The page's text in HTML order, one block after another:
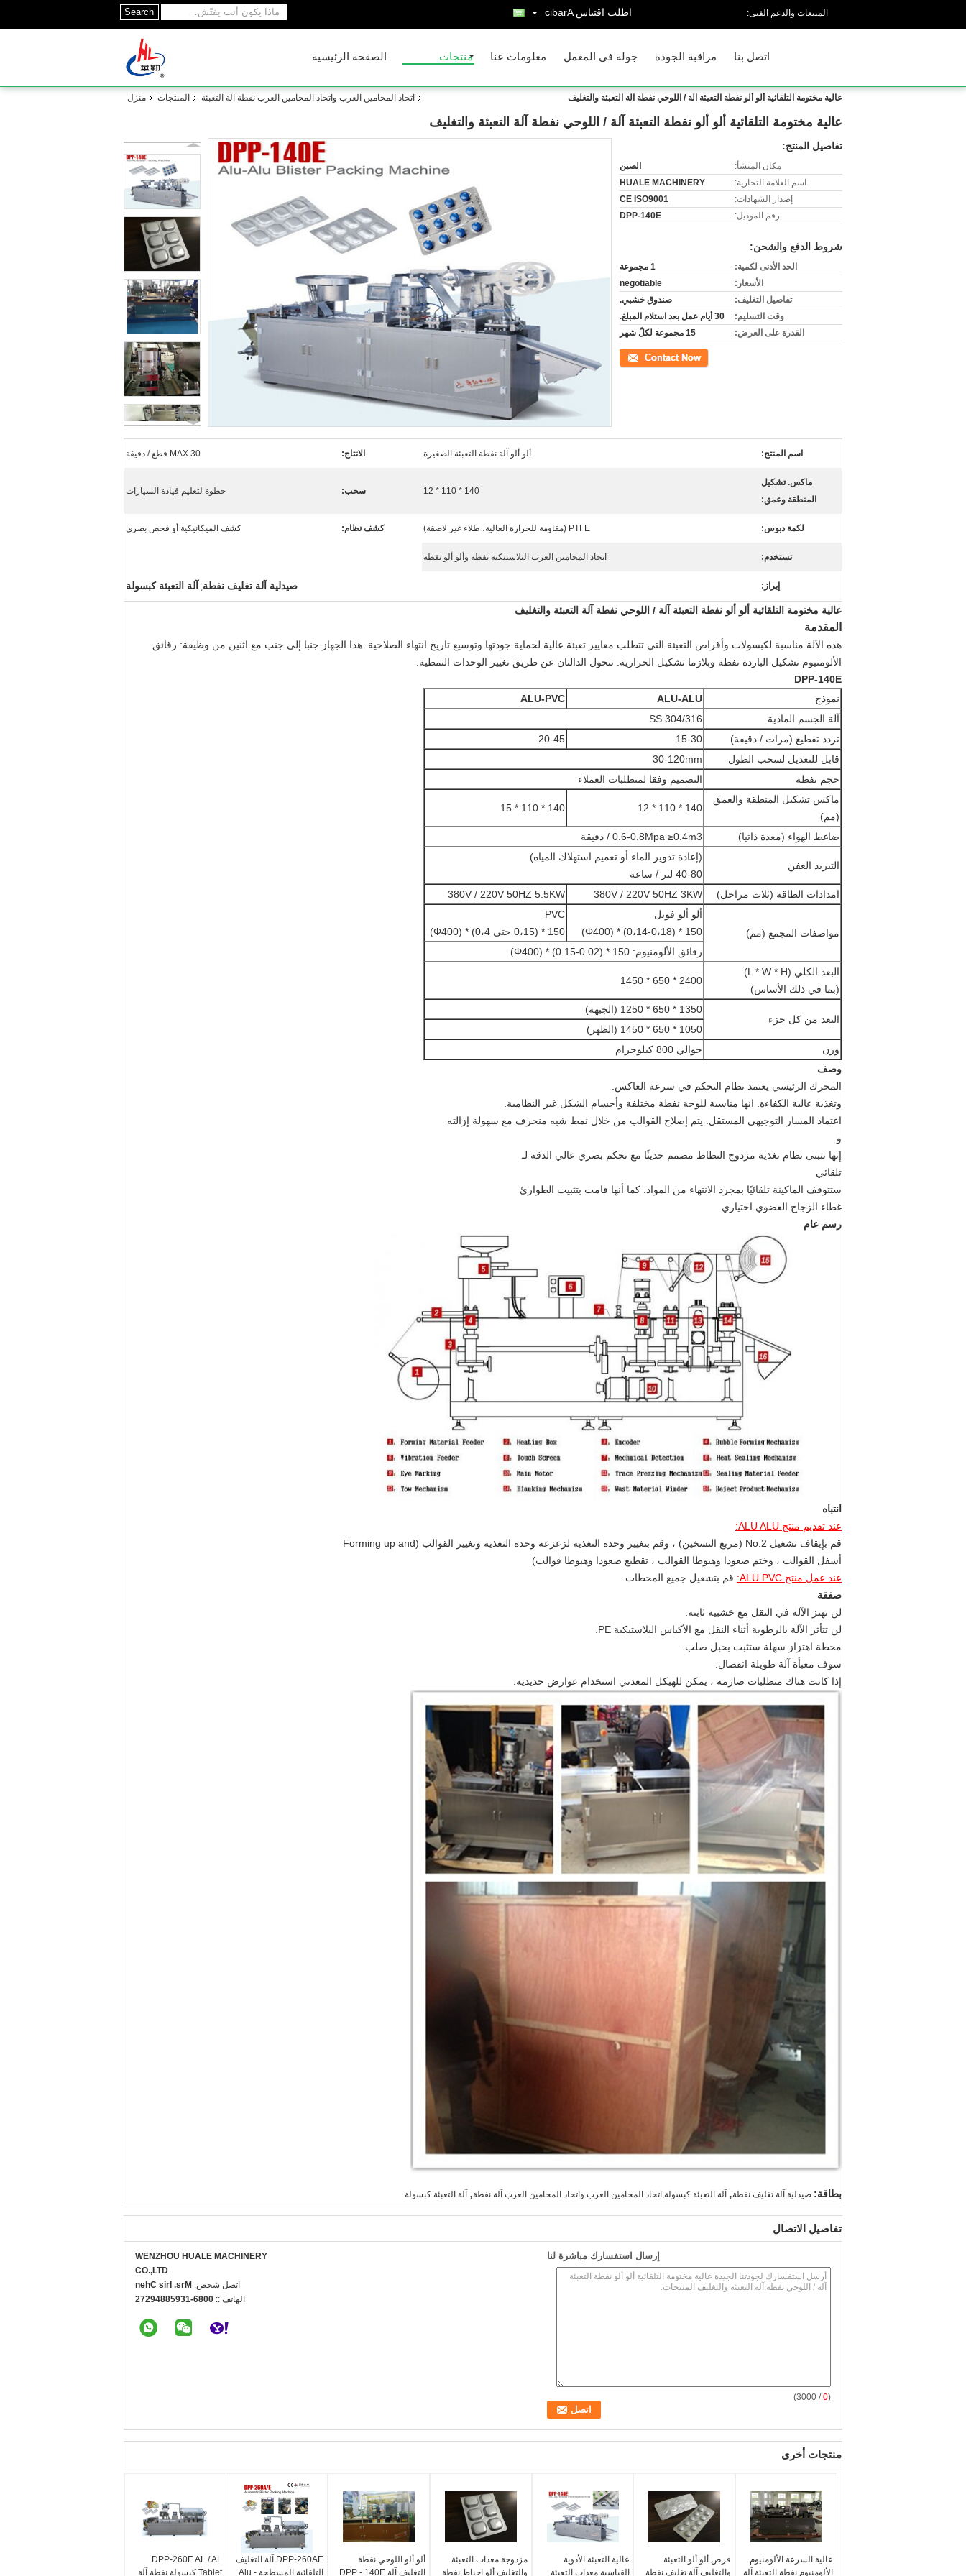
Search المبيعات والدعم الفنى: اطلب اقتباس Arabic
الصفحة الرئيسية منتجات معلومات عنا جولة في المعمل مراقبة الجودة اتصل بنا
منزل المنتجات اتحاد المحامين العرب واتحاد المحامين العرب نفطة آلة التعبئة عالية مختومة التلقائية ألو ألو نفطة التعبئة آلة / اللوحي نفطة آلة التعبئة والتغليف
عالية مختومة التلقائية ألو ألو نفطة التعبئة آلة / اللوحي نفطة آلة التعبئة والتغليف
تفاصيل المنتج:
مكان المنشأ:
الصين
اسم العلامة التجارية:
HUALE MACHINERY
إصدار الشهادات:
CE ISO9001
رقم الموديل:
DPP-140E
شروط الدفع والشحن:
الحد الأدنى لكمية:
1 مجموعة
الأسعار:
negotiable
تفاصيل التغليف:
صندوق خشبي.
وقت التسليم:
30 أيام عمل بعد استلام المبلغ.
القدرة على العرض:
15 مجموعة لكلّ شهر
اتصل
اسم المنتج: ألو ألو آلة نفطة التعبئة الصغيرة الانتاج: MAX.30 قطع / دقيقة
ماكس. تشكيل
المنطقة وعمق:
140 * 110 * 12 سحب: خطوة لتعليم قيادة السيارات
لكمة دبوس: PTFE (مقاومة للحرارة العالية، طلاء غير لاصقة) كشف نظام: كشف الميكانيكية أو فحص بصري
تستخدم: اتحاد المحامين العرب البلاستيكية نفطة وألو ألو نفطة
إبراز: صيدلية آلة تغليف نفطة, آلة التعبئة كبسولة
عالية مختومة التلقائية ألو ألو نفطة التعبئة آلة / اللوحي نفطة آلة التعبئة والتغليف
المقدمة
هذه الآلة مناسبة لكبسولات وأقراص التعبئة التي تتطلب معايير تعبئة عالية لحماية جودتها وتوسيع تاريخ انتهاء الصلاحية. هذا الجهاز جنبا إلى جنب مع اثنين من وظيفة: رقائق
الألومنيوم تشكيل الباردة نفطة وبلازما تشكيل الحرارية. تتحول الدالتان عن طريق تغيير الوحدات النمطية.
DPP-140E
نموذج
ALU-ALU
ALU-PVC
آلة الجسم المادية
SS 304/316
تردد تقطيع (مرات / دقيقة)
15-30
20-45
قابل للتعديل لسحب الطول
30-120mm
حجم نفطة
التصميم وفقا لمتطلبات العملاء
ماكس تشكيل المنطقة والعمق
(مم)
140 * 110 * 12
140 * 110 * 15
ضاغط الهواء (معدة ذاتيا) 0.6-0.8Mpa ≥0.4m3 / دقيقة
التبريد العفن
(إعادة تدوير الماء أو تعميم استهلاك المياه)
40-80 لتر / ساعة
امدادات الطاقة (ثلاث مراحل)
380V / 220V 50HZ 3KW
380V / 220V 50HZ 5.5KW
مواصفات المجمع (مم)
ألو ألو فويل
150 * (0،14-0،18) * (Φ400)
PVC
150 * (0،15 حتي 0،4) * (Φ400)
رقائق الألومنيوم: 150 * (0.02-0.15) * (Φ400)
البعد الكلي (L * W * H)
(بما في ذلك الأساس)
2400 * 650 * 1450
البعد من كل جزء
1350 * 650 * 1250 (الجبهة)
1050 * 650 * 1450 (الظهر)
وزن
حوالي 800 كيلوجرام
وصف
المحرك الرئيسي يعتمد نظام التحكم في سرعة العاكس.
وتغذية عالية الكفاءة. انها مناسبة للوحة نفطة مختلفة وأجسام الشكل غير النظامية.
اعتماد المسار التوجيهي المستقل. يتم إصلاح القوالب من خلال نمط شبه منحرف مع سهولة إزالته
و
إنها تتبنى نظام تغذية مزدوج النطاط مصمم حديثًا مع تحكم بصري عالي الدقة لـ
تلقائي
ستتوقف الماكينة تلقائيًا بمجرد الانتهاء من المواد. كما أنها قامت بتثبيت الطوارئ
غطاء الزجاج العضوي اختياري.
رسم عام
انتباه
عند تقديم منتج ALU ALU:
قم بإيقاف تشغيل No.2 (مربع التسخين) ، وقم بتغيير وحدة التغذية لزعزعة وحدة التغذية وتغيير القوالب (Forming up and
أسفل القوالب ، وختم صعودا وهبوطا القوالب ، تقطيع صعودا وهبوطا قوالب)
عند عمل منتج ALU PVC:
قم بتشغيل جميع المحطات.
صفقة
لن تهتز الآلة في النقل مع خشبية ثابتة.
لن تتأثر الآلة بالرطوبة أثناء النقل مع الأكياس البلاستيكية PE.
محطة اهتزاز سهلة ستثبت بحبل صلب.
سوف معبأة آلة طويلة انفصال.
إذا كانت هناك متطلبات صارمة ، يمكن للهيكل المعدني استخدام عوارض حديدية.
بطاقة: صيدلية آلة تغليف نفطة, آلة التعبئة كبسولة,اتحاد المحامين العرب واتحاد المحامين العرب آلة نفطة, آلة التعبئة كبسولة
تفاصيل الاتصال
WENZHOU HUALE MACHINERY
CO.,LTD
اتصل شخص: Mrs. Iris Chen
الهاتف :: 0086-13958849272
إرسال استفسارك مباشرة لنا
(
0
/ 3000)
منتجات أخرى
DPP-260E AL / AL
Tablet كبسولة نفطة آلة
DPP-260AE آلة التغليف
التلقائية المسطحة Alu -
ألو ألو اللوحي نفطة
التغليف آلة DPP - 140E
مزدوجة معدات التعبئة
والتغليف ألو احباط نفطة
عالية التعبئة الأدوية
القياسية معدات التعبئة
قرص ألو ألو التعبئة
والتغليف آلة تغليف نفطة
عالية السرعة الألومنيوم
الألومنيوم نفطة التعبئة آلة